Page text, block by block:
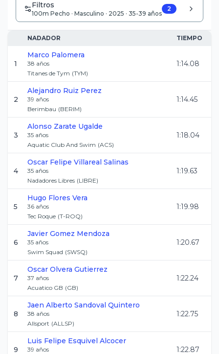
Filtros
100m Pecho · Masculino · 2025 · 35-39 años
2
NADADOR TIEMPO
1
Marco Palomera
38 años
Titanes de Tym (TYM)
1:14.08
2
Alejandro Ruiz Perez
39 años
Berimbau (BERIM)
1:14.45
3
Alonso Zarate Ugalde
35 años
Aquatic Club And Swim (ACS)
1:18.04
4
Oscar Felipe Villareal Salinas
35 años
Nadadores Libres (LIBRE)
1:19.63
5
Hugo Flores Vera
36 años
Tec Roque (T-ROQ)
1:19.98
6
Javier Gomez Mendoza
35 años
Swim Squad (SWSQ)
1:20.67
7
Oscar Olvera Gutierrez
37 años
Acuatico GB (GB)
1:22.24
8
Jaen Alberto Sandoval Quintero
38 años
Allsport (ALLSP)
1:22.75
9
Luis Felipe Esquivel Alcocer
39 años
1:22.87